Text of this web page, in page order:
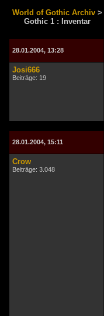
World of Gothic Archiv >
Gothic 1 : Inventar
28.01.2004, 13:28
Josi666
Beiträge: 19
28.01.2004, 15:11
Crow
Beiträge: 3.048